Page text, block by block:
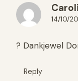
14/10/
? Dankjewel
Reply